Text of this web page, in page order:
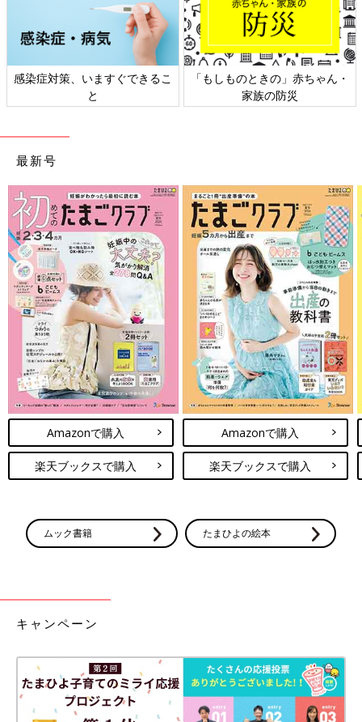
感染症対策、いますぐできるこ
と
「もしものときの」赤ちゃん・
家族の防災
最新号
Amazonで購入
楽天ブックスで購入
Amazonで購入
楽天ブックスで購入
ムック書籍 たまひよの絵本
キャンペーン